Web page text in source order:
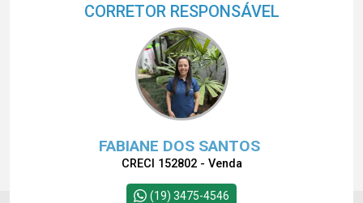
CORRETOR RESPONSÁVEL
FABIANE DOS SANTOS
CRECI 152802 - Venda
(19) 3475-4546